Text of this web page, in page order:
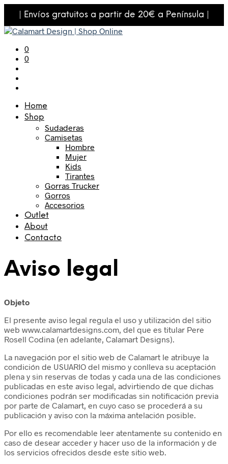
| Envíos gratuitos a partir de 20€ a Península |
0
0
Home
Shop
Sudaderas
Camisetas
Hombre
Mujer
Kids
Tirantes
Gorras Trucker
Gorros
Accesorios
Outlet
About
Contacto
Aviso legal
Objeto
El presente aviso legal regula el uso y utilización del sitio
web www.calamartdesigns.com, del que es titular Pere
Rosell Codina (en adelante, Calamart Designs).
La navegación por el sitio web de Calamart le atribuye la
condición de USUARIO del mismo y conlleva su aceptación
plena y sin reservas de todas y cada una de las condiciones
publicadas en este aviso legal, advirtiendo de que dichas
condiciones podrán ser modificadas sin notificación previa
por parte de Calamart, en cuyo caso se procederá a su
publicación y aviso con la máxima antelación posible.
Por ello es recomendable leer atentamente su contenido en
caso de desear acceder y hacer uso de la información y de
los servicios ofrecidos desde este sitio web.